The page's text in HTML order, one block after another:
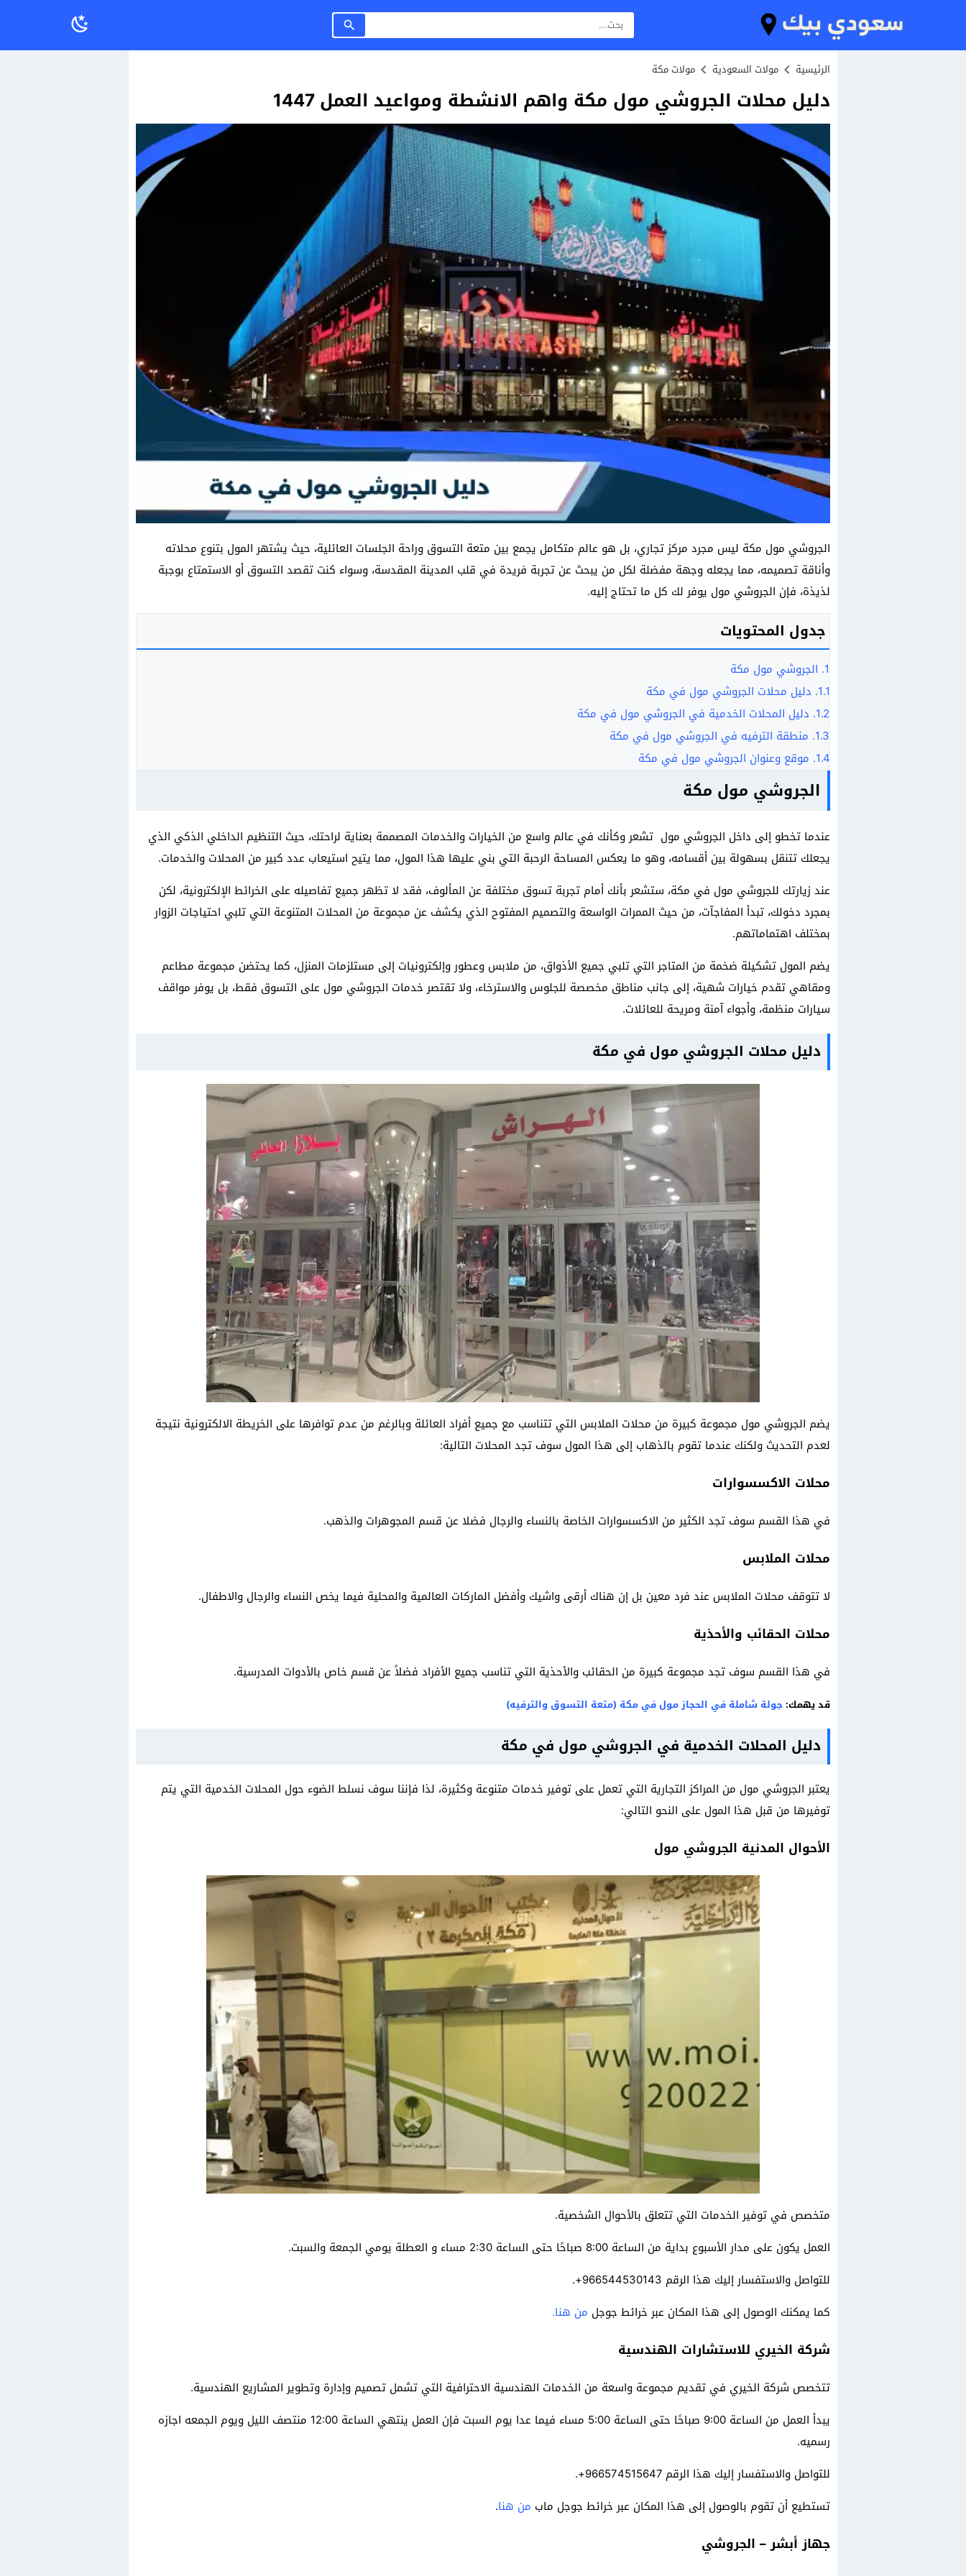
الرئيسية مولات السعودية مولات مكة
دليل محلات الجروشي مول مكة واهم الانشطة ومواعيد العمل 1447
الجروشي مول مكة ليس مجرد مركز تجاري، بل هو عالم متكامل يجمع بين متعة التسوق وراحة الجلسات العائلية، حيث يشتهر المول بتنوع محلاته
وأناقة تصميمه، مما يجعله وجهة مفضلة لكل من يبحث عن تجربة فريدة في قلب المدينة المقدسة، وسواء كنت تقصد التسوق أو الاستمتاع بوجبة
لذيذة، فإن الجروشي مول يوفر لك كل ما تحتاج إليه.
جدول المحتويات
1. الجروشي مول مكة
1.1. دليل محلات الجروشي مول في مكة
1.2. دليل المحلات الخدمية في الجروشي مول في مكة
1.3. منطقة الترفيه في الجروشي مول في مكة
1.4. موقع وعنوان الجروشي مول في مكة
الجروشي مول مكة
عندما تخطو إلى داخل الجروشي مول تشعر وكأنك في عالم واسع من الخيارات والخدمات المصممة بعناية لراحتك، حيث التنظيم الداخلي الذكي الذي
يجعلك تتنقل بسهولة بين أقسامه، وهو ما يعكس المساحة الرحبة التي بني عليها هذا المول، مما يتيح استيعاب عدد كبير من المحلات والخدمات.
عند زيارتك للجروشي مول في مكة، ستشعر بأنك أمام تجربة تسوق مختلفة عن المألوف، فقد لا تظهر جميع تفاصيله على الخرائط الإلكترونية، لكن
بمجرد دخولك، تبدأ المفاجآت، من حيث الممرات الواسعة والتصميم المفتوح الذي يكشف عن مجموعة من المحلات المتنوعة التي تلبي احتياجات الزوار
بمختلف اهتماماتهم.
يضم المول تشكيلة ضخمة من المتاجر التي تلبي جميع الأذواق، من ملابس وعطور وإلكترونيات إلى مستلزمات المنزل، كما يحتضن مجموعة مطاعم
ومقاهي تقدم خيارات شهية، إلى جانب مناطق مخصصة للجلوس والاسترخاء، ولا تقتصر خدمات الجروشي مول على التسوق فقط، بل يوفر مواقف
سيارات منظمة، وأجواء آمنة ومريحة للعائلات.
دليل محلات الجروشي مول في مكة
يضم الجروشي مول مجموعة كبيرة من محلات الملابس التي تتناسب مع جميع أفراد العائلة وبالرغم من عدم توافرها على الخريطة الالكترونية نتيجة
لعدم التحديث ولكنك عندما تقوم بالذهاب إلى هذا المول سوف تجد المحلات التالية:
محلات الاكسسوارات
في هذا القسم سوف تجد الكثير من الاكسسوارات الخاصة بالنساء والرجال فضلا عن قسم المجوهرات والذهب.
محلات الملابس
لا تتوقف محلات الملابس عند فرد معين بل إن هناك أرقى واشيك وأفضل الماركات العالمية والمحلية فيما يخص النساء والرجال والاطفال.
محلات الحقائب والأحذية
في هذا القسم سوف تجد مجموعة كبيرة من الحقائب والأحذية التي تناسب جميع الأفراد فضلاً عن قسم خاص بالأدوات المدرسية.
قد يهمك: جولة شاملة في الحجاز مول في مكة (متعة التسوق والترفيه)
دليل المحلات الخدمية في الجروشي مول في مكة
يعتبر الجروشي مول من المراكز التجارية التي تعمل على توفير خدمات متنوعة وكثيرة، لذا فإننا سوف نسلط الضوء حول المحلات الخدمية التي يتم
توفيرها من قبل هذا المول على النحو التالي:
الأحوال المدنية الجروشي مول
متخصص في توفير الخدمات التي تتعلق بالأحوال الشخصية.
العمل يكون على مدار الأسبوع بداية من الساعة 8:00 صباحًا حتى الساعة 2:30 مساء و العطلة يومي الجمعة والسبت.
للتواصل والاستفسار إليك هذا الرقم 966544530143+.
كما يمكنك الوصول إلى هذا المكان عبر خرائط جوجل من هنا.
شركة الخيري للاستشارات الهندسية
تتخصص شركة الخيري في تقديم مجموعة واسعة من الخدمات الهندسية الاحترافية التي تشمل تصميم وإدارة وتطوير المشاريع الهندسية.
يبدأ العمل من الساعة 9:00 صباحًا حتى الساعة 5:00 مساء فيما عدا يوم السبت فإن العمل ينتهي الساعة 12:00 منتصف الليل ويوم الجمعه اجازه
رسميه.
للتواصل والاستفسار إليك هذا الرقم 966574515647+.
تستطيع أن تقوم بالوصول إلى هذا المكان عبر خرائط جوجل ماب من هنا.
جهاز أبشر – الجروشي